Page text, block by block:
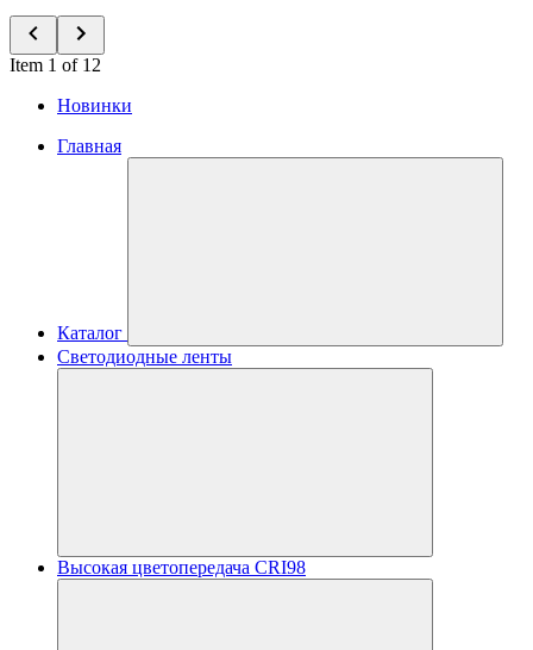
Item 1 of 12
Новинки
Главная
Каталог
Светодиодные ленты
Высокая цветопередача CRI98